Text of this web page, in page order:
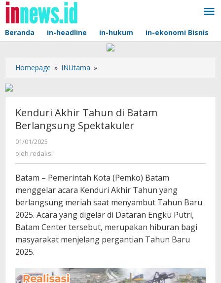
Lewati
konten
Beranda in-headline in-hukum in-ekonomi Bisnis
Homepage » INUtama »
Akhir
di
Batam
Berlangsung
Spektakuler
Kenduri Akhir Tahun di Batam
Berlangsung Spektakuler
01/01/2025
redaksi
oleh redaksi
Batam – Pemerintah Kota (Pemko) Batam
menggelar acara Kenduri Akhir Tahun yang
berlangsung meriah saat menyambut Tahun Baru
2025. Acara yang digelar di Dataran Engku Putri,
Batam Center tersebut, merupakan hiburan bagi
masyarakat menjelang pergantian Tahun Baru
2025.